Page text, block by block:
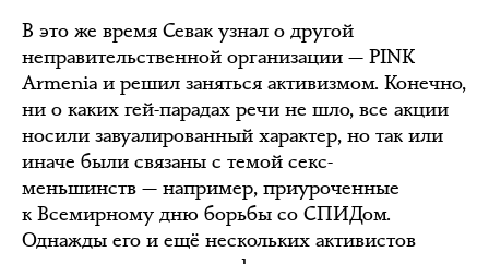
В это же время Севак узнал о другой
неправительственной организации — PINK
Armenia и решил заняться активизмом. Конечно,
ни о каких гей-парадах речи не шло, все акции
носили завуалированный характер, но так или
иначе были связаны с темой секс-
меньшинств — например, приуроченные
к Всемирному дню борьбы со СПИДом.
Однажды его и ещё нескольких активистов